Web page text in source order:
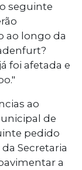
seguinte
ao longo da
foi afetada e
ao
de
pedido
Secretaria
a